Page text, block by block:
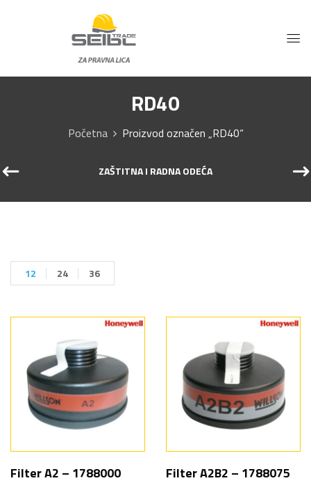
RD40
Početna Proizvod označen „RD40“
ZAŠTITNA I RADNA ODEĆA
12 24 36
Filter A2 – 1788000 Filter A2B2 – 1788075